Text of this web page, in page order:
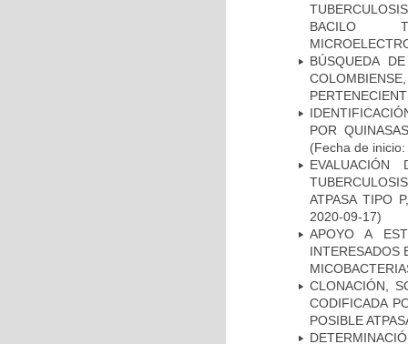
BACILO
BÚSQUEDA
POR
(Fecha de
ATPASA TIPO
2020-09-17)
APOYO A
INTERESADOS
CLONACIÓN,
CODIFICADA
POSIBLE